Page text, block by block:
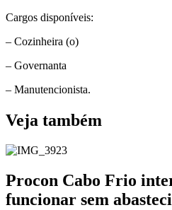
Cargos disponíveis:
– Cozinheira (o)
– Governanta
– Manutencionista.
Veja também
Procon Cabo Frio
funcionar sem